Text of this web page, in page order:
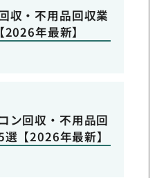
収・不用品回収業
年最新】
ン回収・不用品回
【2026年最新】